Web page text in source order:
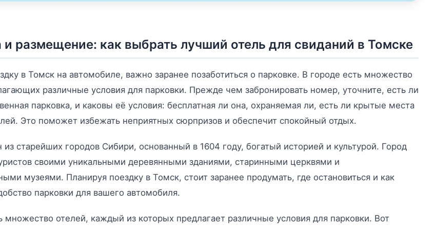
и размещение: как выбрать лучший отель для свиданий в Томске
в Томск на автомобиле, важно заранее позаботиться о парковке. В городе есть множество
различные условия для парковки. Прежде чем забронировать номер, уточните, есть ли
парковка, и каковы её условия: бесплатная ли она, охраняемая ли, есть ли крытые места
Это поможет избежать неприятных сюрпризов и обеспечит спокойный отдых.
старейших городов Сибири, основанный в 1604 году, богатый историей и культурой. Город
своими уникальными деревянными зданиями, старинными церквями и
музеями. Планируя поездку в Томск, стоит заранее продумать, где остановиться и как
парковки для вашего автомобиля.
множество отелей, каждый из которых предлагает различные условия для парковки. Вот